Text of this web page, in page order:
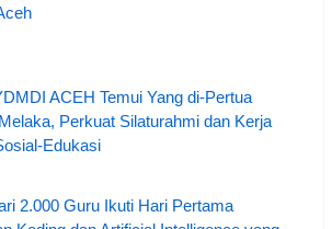
ACEH Temui Yang di-Pertua
Perkuat Silaturahmi dan Kerja
Edukasi
2.000 Guru Ikuti Hari Pertama